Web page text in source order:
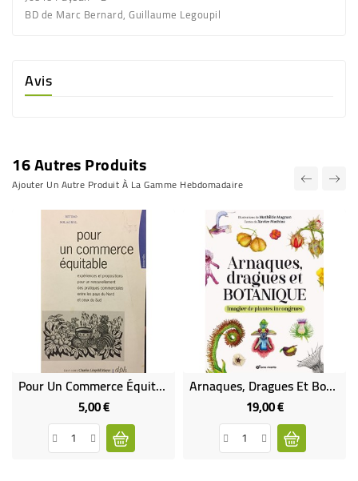
BD de Marc Bernard, Guillaume Legoupil
Avis
16 Autres Produits
Ajouter Un Autre Produit À La Gamme Hebdomadaire
Pour Un Commerce Équitable
5,00 €Prix
Arnaques, Dragues Et Botanique
19,00 €Prix